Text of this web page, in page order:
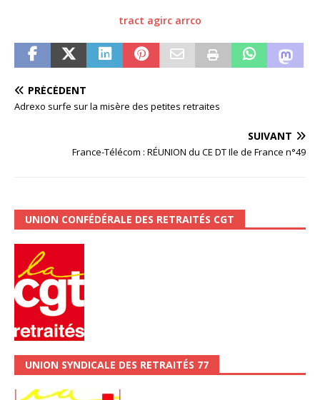
tract agirc arrco
PRÉCÉDENT
Adrexo surfe sur la misère des petites retraites
SUIVANT
France-Télécom : RÉUNION du CE DT Ile de France n°49
UNION CONFÉDÉRALE DES RETRAITÉS CGT
UNION SYNDICALE DES RETRAITÉS 77